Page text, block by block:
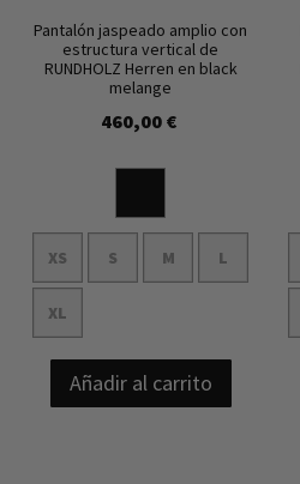
Pantalón jaspeado amplio con
estructura vertical de
RUNDHOLZ Herren en black
melange
460,00 €
XS S M L
XL
Añadir al carrito